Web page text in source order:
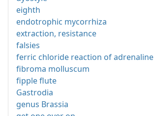
eighth
endotrophic mycorrhiza
extraction, resistance
falsies
ferric chloride reaction of adrenaline
fibroma molluscum
fipple flute
Gastrodia
genus Brassia